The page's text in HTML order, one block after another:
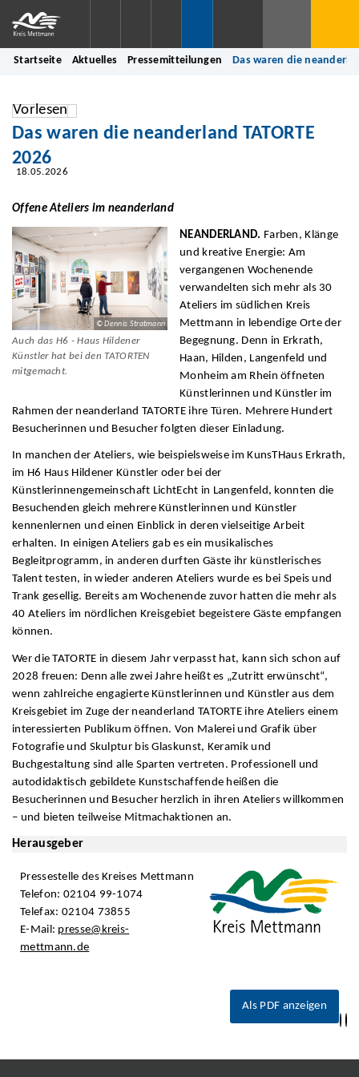
Startseite Aktuelles Pressemitteilungen Das waren die
Vorlesen
Das waren die neanderland TATORTE
2026
18.05.2026
Offene Ateliers im neanderland
© Dennis Stratmann
Auch das H6 - Haus Hildener
Künstler hat bei den TATORTEN
mitgemacht.
NEANDERLAND. Farben, Klänge
und kreative Energie: Am
vergangenen Wochenende
verwandelten sich mehr als 30
Ateliers im südlichen Kreis
Mettmann in lebendige Orte der
Begegnung. Denn in Erkrath,
Haan, Hilden, Langenfeld und
Monheim am Rhein öffneten
Künstlerinnen und Künstler im
Rahmen der neanderland TATORTE ihre Türen. Mehrere Hundert
Besucherinnen und Besucher folgten dieser Einladung.
In manchen der Ateliers, wie beispielsweise im KunsTHaus Erkrath,
im H6 Haus Hildener Künstler oder bei der
Künstlerinnengemeinschaft LichtEcht in Langenfeld, konnten die
Besuchenden gleich mehrere Künstlerinnen und Künstler
kennenlernen und einen Einblick in deren vielseitige Arbeit
erhalten. In einigen Ateliers gab es ein musikalisches
Begleitprogramm, in anderen durften Gäste ihr künstlerisches
Talent testen, in wieder anderen Ateliers wurde es bei Speis und
Trank gesellig. Bereits am Wochenende zuvor hatten die mehr als
40 Ateliers im nördlichen Kreisgebiet begeistere Gäste empfangen
können.
Wer die TATORTE in diesem Jahr verpasst hat, kann sich schon auf
2028 freuen: Denn alle zwei Jahre heißt es „Zutritt erwünscht“,
wenn zahlreiche engagierte Künstlerinnen und Künstler aus dem
Kreisgebiet im Zuge der neanderland TATORTE ihre Ateliers einem
interessierten Publikum öffnen. Von Malerei und Grafik über
Fotografie und Skulptur bis Glaskunst, Keramik und
Buchgestaltung sind alle Sparten vertreten. Professionell und
autodidaktisch gebildete Kunstschaffende heißen die
Besucherinnen und Besucher herzlich in ihren Ateliers willkommen
– und bieten teilweise Mitmachaktionen an.
Herausgeber
Pressestelle des Kreises Mettmann
Telefon: 02104 99-1074
Telefax: 02104 73855
E-Mail: presse@kreis-
mettmann.de
Als PDF anzeigen